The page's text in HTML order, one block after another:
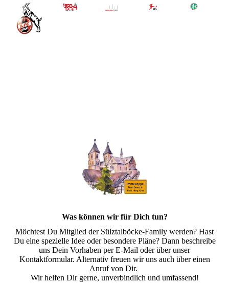
Was können wir für Dich tun?
Möchtest Du Mitglied der Sülztalböcke-Family werden? Hast
Du eine spezielle Idee oder besondere Pläne? Dann beschreibe
uns Dein Vorhaben per E-Mail oder über unser
Kontaktformular. Alternativ freuen wir uns auch über einen
Anruf von Dir.
Wir helfen Dir gerne, unverbindlich und umfassend!